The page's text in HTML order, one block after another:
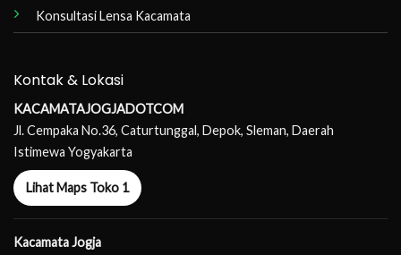
Konsultasi Lensa Kacamata
Kontak & Lokasi
KACAMATAJOGJADOTCOM
Jl. Cempaka No.36, Caturtunggal, Depok, Sleman, Daerah
Istimewa Yogyakarta
Lihat Maps Toko 1
Kacamata Jogja